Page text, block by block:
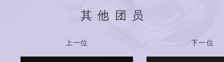
其他团员
上一位 下一位